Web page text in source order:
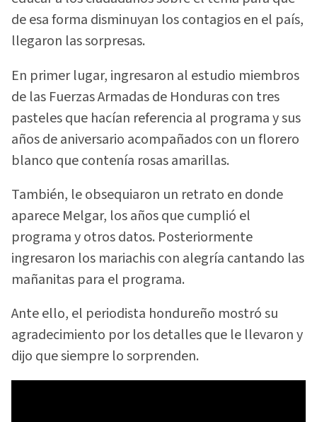
de esa forma disminuyan los contagios en el país,
llegaron las sorpresas.
En primer lugar, ingresaron al estudio miembros
de las Fuerzas Armadas de Honduras con tres
pasteles que hacían referencia al programa y sus
años de aniversario acompañados con un florero
blanco que contenía rosas amarillas.
También, le obsequiaron un retrato en donde
aparece Melgar, los años que cumplió el
programa y otros datos. Posteriormente
ingresaron los mariachis con alegría cantando las
mañanitas para el programa.
Ante ello, el periodista hondureño mostró su
agradecimiento por los detalles que le llevaron y
dijo que siempre lo sorprenden.